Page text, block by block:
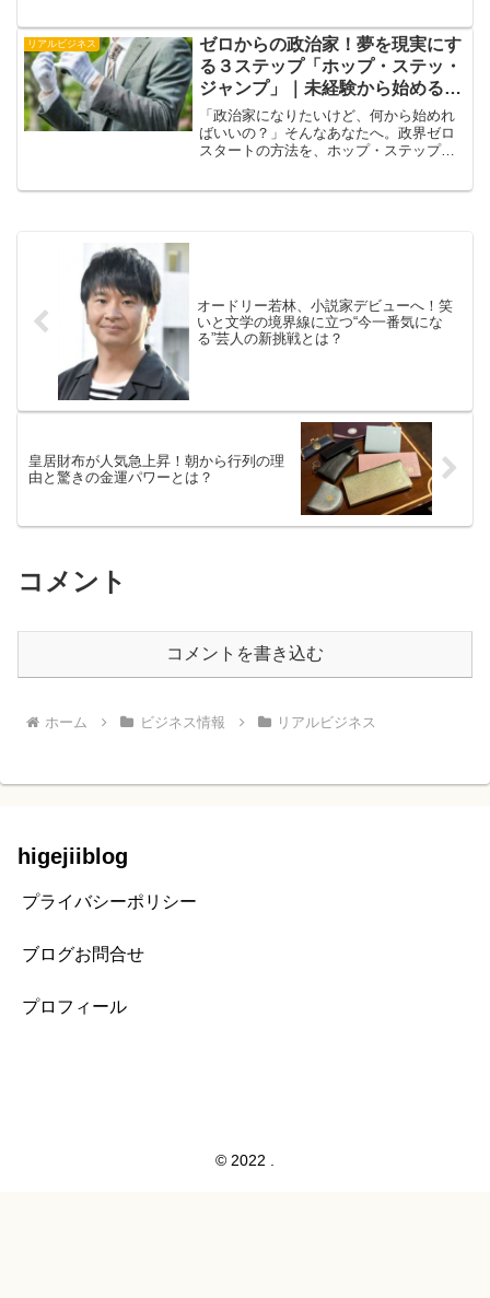
リアルビジネス
ゼロからの政治家！夢を現実にす
る３ステップ「ホップ・ステッ・
ジャンプ」｜未経験から始める政
治の道
「政治家になりたいけど、何から始めれ
ばいいの？」そんなあなたへ。政界ゼロ
スタートの方法を、ホップ・ステップ・
オードリー若林、小説家デビューへ！笑
いと文学の境界線に立つ“今一番気にな
る”芸人の新挑戦とは？
皇居財布が人気急上昇！朝から行列の理
由と驚きの金運パワーとは？
コメント
コメントを書き込む
ホーム ビジネス情報 リアルビジネス
higejiiblog
プライバシーポリシー
ブログお問合せ
プロフィール
© 2022 .